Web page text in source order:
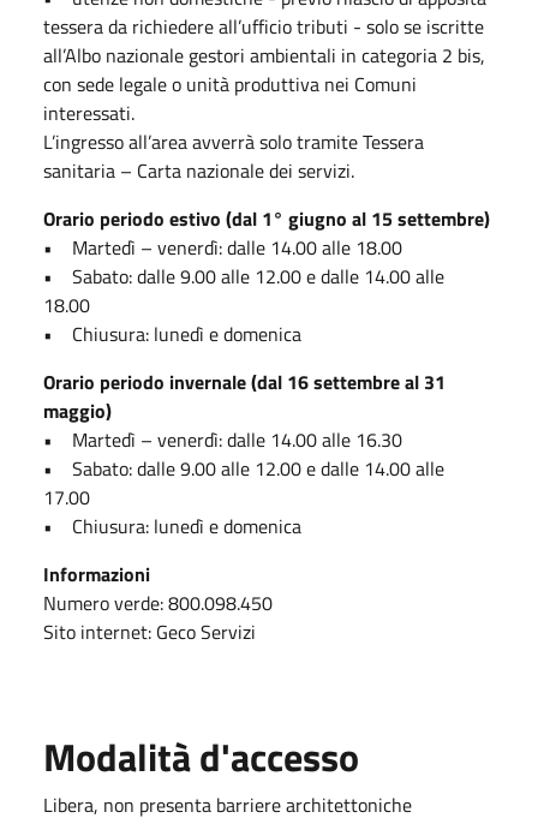
tessera da richiedere all’ufficio tributi - solo se iscritte
all’Albo nazionale gestori ambientali in categoria 2 bis,
con sede legale o unità produttiva nei Comuni
interessati.
L’ingresso all’area avverrà solo tramite Tessera
sanitaria – Carta nazionale dei servizi.
Orario periodo estivo (dal 1° giugno al 15 settembre)
• Martedì – venerdì: dalle 14.00 alle 18.00
• Sabato: dalle 9.00 alle 12.00 e dalle 14.00 alle
18.00
• Chiusura: lunedì e domenica
Orario periodo invernale (dal 16 settembre al 31
maggio)
• Martedì – venerdì: dalle 14.00 alle 16.30
• Sabato: dalle 9.00 alle 12.00 e dalle 14.00 alle
17.00
• Chiusura: lunedì e domenica
Informazioni
Numero verde: 800.098.450
Sito internet: Geco Servizi
Modalità d'accesso
Libera, non presenta barriere architettoniche